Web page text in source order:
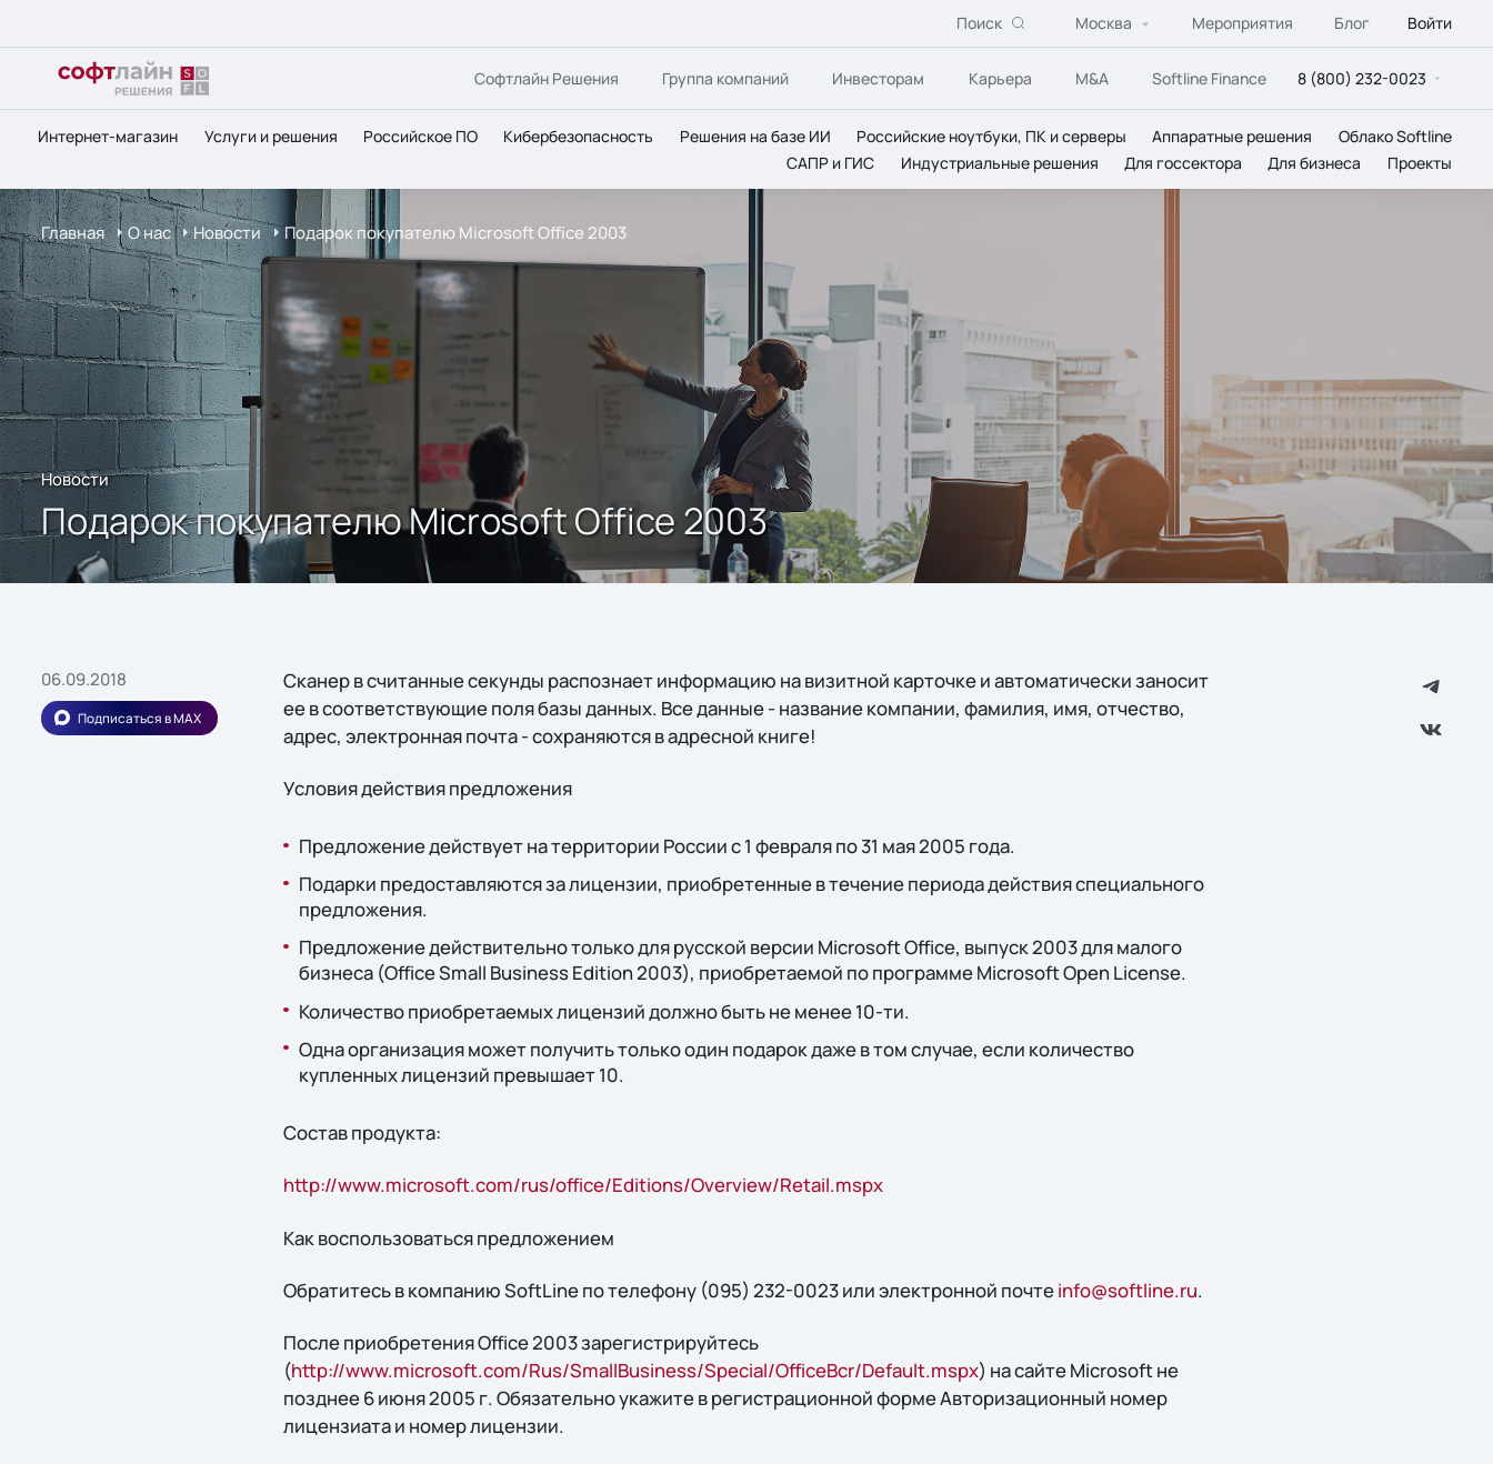
Поиск Москва Мероприятия Блог Войти
Софтлайн Решения Группа компаний Инвесторам Карьера M&A Softline Finance 8 (800) 232-0023
Интернет-магазин Услуги и решения Российское ПО Кибербезопасность Решения на базе ИИ Российские ноутбуки, ПК и серверы Аппаратные решения
Облако Softline
САПР и ГИС
Индустриальные решения Для госсектора Для бизнеса Проекты
Главная О нас Новости Подарок покупателю Microsoft Office 2003
Новости
Подарок покупателю Microsoft Office 2003
06.09.2018
Подписаться в MAX
Сканер в считанные секунды распознает информацию на визитной карточке и автоматически заносит
ее в соответствующие поля базы данных. Все данные - название компании, фамилия, имя, отчество,
адрес, электронная почта - сохраняются в адресной книге!
Условия действия предложения
Предложение действует на территории России с 1 февраля по 31 мая 2005 года.
Подарки предоставляются за лицензии, приобретенные в течение периода действия специального
предложения.
Предложение действительно только для русской версии Microsoft Office, выпуск 2003 для малого
бизнеса (Office Small Business Edition 2003), приобретаемой по программе Microsoft Open License.
Количество приобретаемых лицензий должно быть не менее 10-ти.
Одна организация может получить только один подарок даже в том случае, если количество
купленных лицензий превышает 10.
Состав продукта:
http://www.microsoft.com/rus/office/Editions/Overview/Retail.mspx
Как воспользоваться предложением
Обратитесь в компанию SoftLine по телефону (095) 232-0023 или электронной почтеinfo@softline.ru.
После приобретения Office 2003 зарегистрируйтесь
(http://www.microsoft.com/Rus/SmallBusiness/Special/OfficeBcr/Default.mspx) на сайте Microsoft не
позднее 6 июня 2005 г. Обязательно укажите в регистрационной форме Авторизационный номер
лицензиата и номер лицензии.